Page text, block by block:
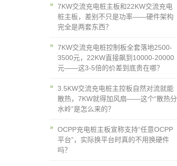
7KW交流充电桩主板和22KW交流充电
桩主板，差别不只是功率——硬件架构
完全是两套东西？
7KW交流充电桩控制板全套落地2500-
3500元，22KW直接飙到10000-20000
元——这3-5倍的价差到底贵在哪？
3.5KW交流充电桩主控板自然对流就能
散热，7KW就得加风扇——这个“散热分
水岭”是怎么来的？
OCPP充电桩主板宣称支持“任意OCPP
平台”，实际换平台时真的不用换硬件
吗？